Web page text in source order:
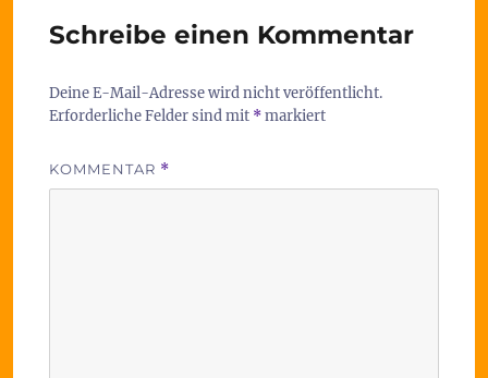
Schreibe einen Kommentar
Deine E-Mail-Adresse wird nicht veröffentlicht.
Erforderliche Felder sind mit *markiert
KOMMENTAR *